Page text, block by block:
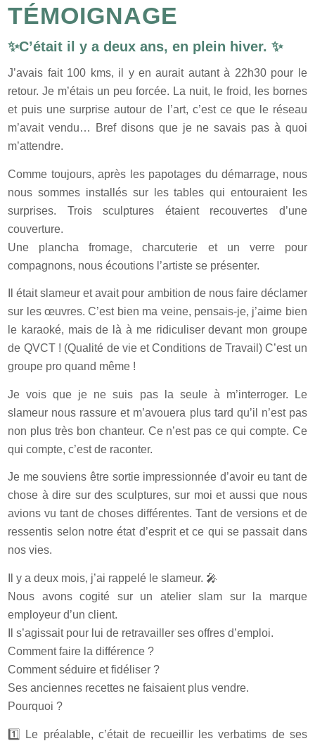
TÉMOIGNAGE
✨C’était il y a deux ans, en plein hiver. ✨
J’avais fait 100 kms, il y en aurait autant à 22h30 pour le
retour. Je m’étais un peu forcée. La nuit, le froid, les bornes
et puis une surprise autour de l’art, c’est ce que le réseau
m’avait vendu… Bref disons que je ne savais pas à quoi
m’attendre.
Comme toujours, après les papotages du démarrage, nous
nous sommes installés sur les tables qui entouraient les
surprises. Trois sculptures étaient recouvertes d’une
couverture.
Une plancha fromage, charcuterie et un verre pour
compagnons, nous écoutions l’artiste se présenter.
Il était slameur et avait pour ambition de nous faire déclamer
sur les œuvres. C’est bien ma veine, pensais-je, j’aime bien
le karaoké, mais de là à me ridiculiser devant mon groupe
de QVCT ! (Qualité de vie et Conditions de Travail) C’est un
groupe pro quand même !
Je vois que je ne suis pas la seule à m’interroger. Le
slameur nous rassure et m’avouera plus tard qu’il n’est pas
non plus très bon chanteur. Ce n’est pas ce qui compte. Ce
qui compte, c’est de raconter.
Je me souviens être sortie impressionnée d’avoir eu tant de
chose à dire sur des sculptures, sur moi et aussi que nous
avions vu tant de choses différentes. Tant de versions et de
ressentis selon notre état d’esprit et ce qui se passait dans
nos vies.
Il y a deux mois, j’ai rappelé le slameur. 🎤
Nous avons cogité sur un atelier slam sur la marque
employeur d’un client.
Il s’agissait pour lui de retravailler ses offres d’emploi.
Comment faire la différence ?
Comment séduire et fidéliser ?
Ses anciennes recettes ne faisaient plus vendre.
Pourquoi ?
1️⃣ Le préalable, c’était de recueillir les verbatims de ses